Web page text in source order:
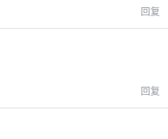
回复
回复